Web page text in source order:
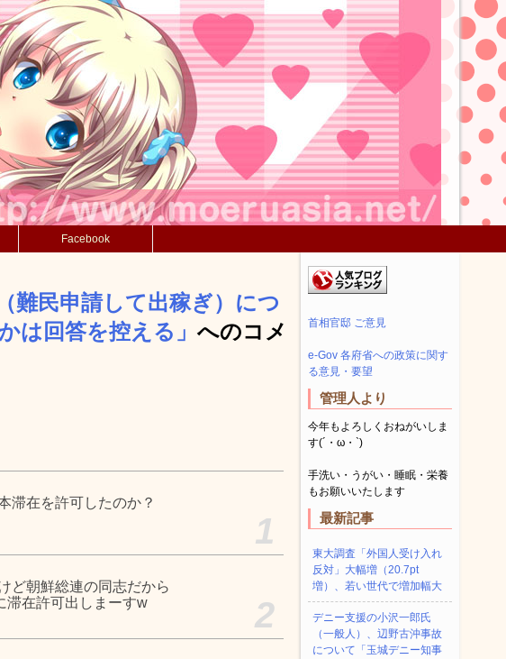
Facebook
難民申請して出稼ぎ）につ
は回答を控える」 へのコメ
滞在を許可したのか？
1
ど朝鮮総連の同志だから
滞在許可出しまーすw
2
首相官邸 ご意見
e-Gov 各府省への政策に関す
る意見・要望
管理人より
今年もよろしくおねがいしま
す(´・ω・`)
手洗い・うがい・睡眠・栄養
もお願いいたします
最新記事
東大調査「外国人受け入れ
反対」大幅増（20.7pt
増）、若い世代で増加幅大
デニー支援の小沢一郎氏
（一般人）、辺野古沖事故
について「玉城デニー知事